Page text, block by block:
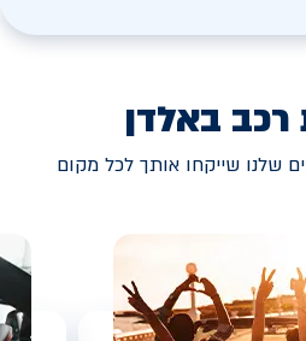
באלדן
שלנו שייקחו אותך לכל מקום